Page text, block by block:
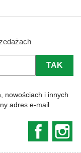
nowościach i innych
adres e-mail